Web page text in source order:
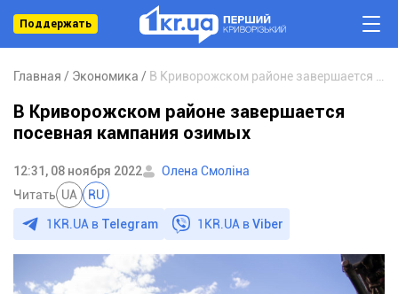
Поддержать
Главная Экономика
В Криворожском районе завершается
посевная кампания озимых
12:31, 08 ноября 2022
Олена Смоліна
Читать UA RU
1KR.UA в Telegram 1KR.UA вViber